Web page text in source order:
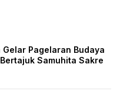
Pagelaran Budaya
Samuhita Sakre